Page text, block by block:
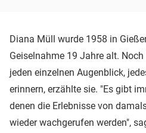
Diana Müll wurde 1958 in
Geiselnahme 19 Jahre alt.
jeden einzelnen Augenblick,
erinnern, erzählte sie. "Es gibt
denen die Erlebnisse von
wieder wachgerufen werden",